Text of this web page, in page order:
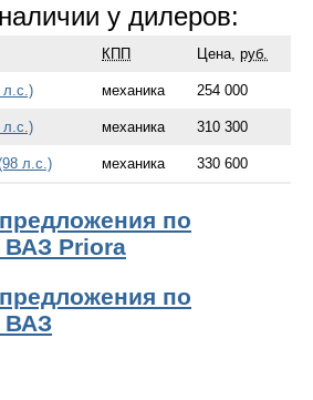
у дилеров:
КПП Цена, руб.
л.с.) механика 254 000
л.с.) механика 310 300
л.с.) механика 330 600
по
Priora
по
ВАЗ